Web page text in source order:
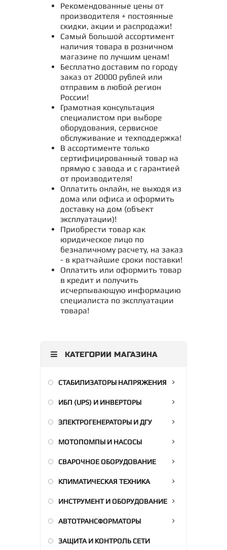
Рекомендованные цены от
производителя + постоянные
скидки, акции и распродажи!
Самый большой ассортимент
наличия товара в розничном
магазине по лучшим ценам!
Бесплатно доставим по городу
заказ от 20000 рублей или
отправим в любой регион
России!
Грамотная консультация
специалистом при выборе
оборудования, сервисное
обслуживание и техподдержка!
В ассортименте только
сертифицированный товар на
прямую с завода и с гарантией
от производителя!
Оплатить онлайн, не выходя из
дома или офиса и оформить
доставку на дом (объект
эксплуатации)!
Приобрести товар как
юридическое лицо по
безналичному расчету, на заказ
- в кратчайшие сроки поставки!
Оплатить или оформить товар
в кредит и получить
исчерпывающую информацию
специалиста по эксплуатации
товара!
КАТЕГОРИИ МАГАЗИНА
СТАБИЛИЗАТОРЫ НАПРЯЖЕНИЯ
ИБП (UPS) И ИНВЕРТОРЫ
ЭЛЕКТРОГЕНЕРАТОРЫ И ДГУ
МОТОПОМПЫ И НАСОСЫ
СВАРОЧНОЕ ОБОРУДОВАНИЕ
КЛИМАТИЧЕСКАЯ ТЕХНИКА
ИНСТРУМЕНТ И ОБОРУДОВАНИЕ
АВТОТРАНСФОРМАТОРЫ
ЗАЩИТА И КОНТРОЛЬ СЕТИ